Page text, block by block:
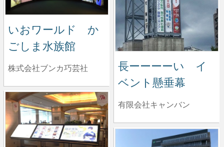
長ーーーーい イ
ベント懸垂幕
有限会社キャンバン
いおワールド か
ごしま水族館
株式会社ブンカ巧芸社